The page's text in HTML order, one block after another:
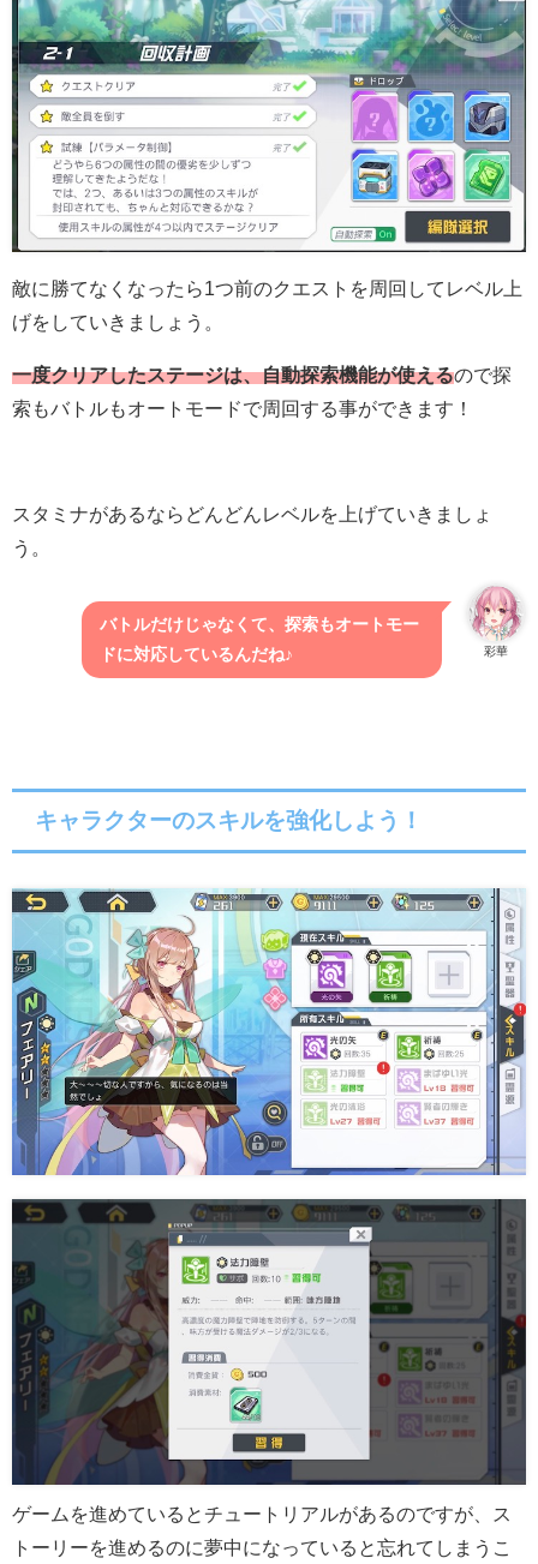
敵に勝てなくなったら1つ前のクエストを周回してレベル上
げをしていきましょう。
一度クリアしたステージは、自動探索機能が使えるので探
索もバトルもオートモードで周回する事ができます！
スタミナがあるならどんどんレベルを上げていきましょ
う。
彩華
バトルだけじゃなくて、探索もオートモー
ドに対応しているんだね♪
キャラクターのスキルを強化しよう！
ゲームを進めているとチュートリアルがあるのですが、ス
トーリーを進めるのに夢中になっていると忘れてしまうこ